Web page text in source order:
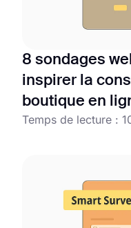
8 sondages
inspirer la
boutique en
Temps de lecture :